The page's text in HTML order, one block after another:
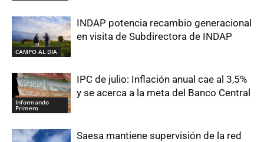
CAMPO AL DIA
INDAP potencia recambio generacional
en visita de Subdirectora de INDAP
Informando
Primero
IPC de julio: Inflación anual cae al 3,5%
y se acerca a la meta del Banco Central
Saesa mantiene supervisión de la red